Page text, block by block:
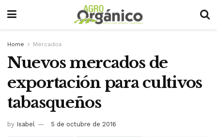
Home Mercados
Nuevos mercados de
exportación para cultivos
tabasqueños
by Isabel 5 de octubre de 2016